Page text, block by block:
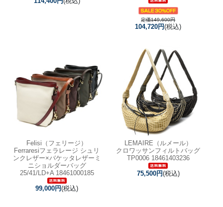
定価149,600円
104,720円(税込)
Felisi（フェリージ）
Ferraresiフェラレージ シュリ
ンクレザー×バケッタレザーミ
ニショルダーバッグ
25/41/LD+A 18461000185
99,000円(税込)
LEMAIRE（ルメール）
クロワッサンフィルトバッグ
TP0006 18461403236
75,500円(税込)